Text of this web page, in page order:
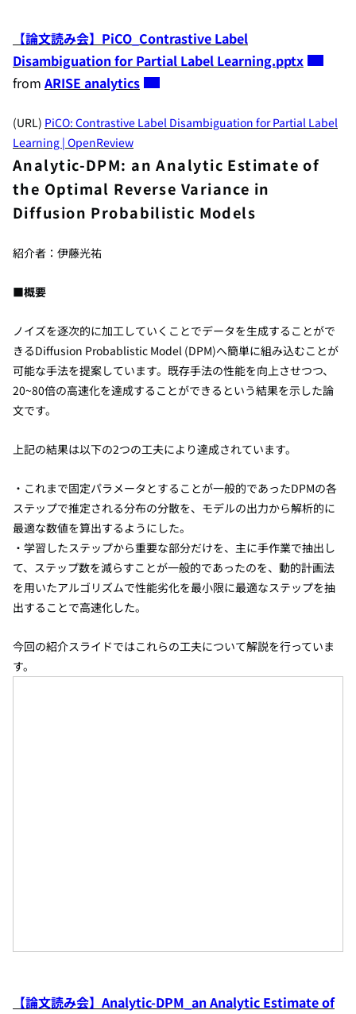
【論文読み会】PiCO_Contrastive Label
Disambiguation for Partial Label Learning.pptx
from ARISE analytics
(URL) PiCO: Contrastive Label Disambiguation for Partial Label
Learning | OpenReview
Analytic-DPM: an Analytic Estimate of
the Optimal Reverse Variance in
Diffusion Probabilistic Models
紹介者：伊藤光祐
■概要
ノイズを逐次的に加工していくことでデータを生成することがで
きるDiffusion Probablistic Model (DPM)へ簡単に組み込むことが
可能な手法を提案しています。既存手法の性能を向上させつつ、
20~80倍の高速化を達成することができるという結果を示した論
文です。
上記の結果は以下の2つの工夫により達成されています。
・これまで固定パラメータとすることが一般的であったDPMの各
ステップで推定される分布の分散を、モデルの出力から解析的に
最適な数値を算出するようにした。
・学習したステップから重要な部分だけを、主に手作業で抽出し
て、ステップ数を減らすことが一般的であったのを、動的計画法
を用いたアルゴリズムで性能劣化を最小限に最適なステップを抽
出することで高速化した。
今回の紹介スライドではこれらの工夫について解説を行っていま
す。
【論文読み会】Analytic-DPM_an Analytic Estimate of